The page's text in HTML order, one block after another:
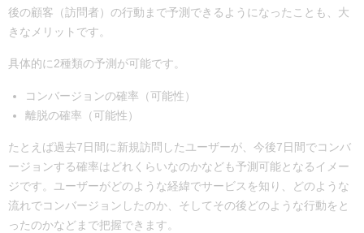
後の顧客（訪問者）の行動まで予測できるようになったことも、大
きなメリットです。
具体的に2種類の予測が可能です。
コンバージョンの確率（可能性）
離脱の確率（可能性）
たとえば過去7日間に新規訪問したユーザーが、今後7日間でコンバ
ージョンする確率はどれくらいなのかなども予測可能となるイメー
ジです。ユーザーがどのような経緯でサービスを知り、どのような
流れでコンバージョンしたのか、そしてその後どのような行動をと
ったのかなどまで把握できます。